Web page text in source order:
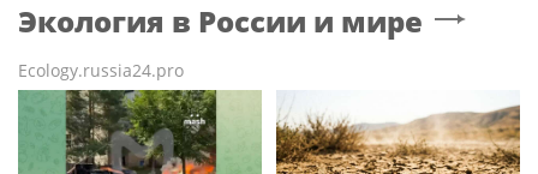
Экология в России и мире
Ecology.russia24.pro